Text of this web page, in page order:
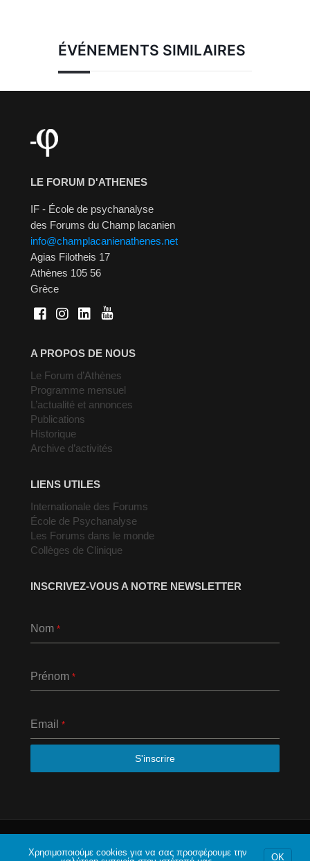
ÉVÉNEMENTS SIMILAIRES
LE FORUM D'ATHENES
IF - École de psychanalyse
des Forums du Champ lacanien
info@champlacanienathenes.net
Agias Filotheis 17
Athènes 105 56
Grèce
A PROPOS DE NOUS
Le Forum d’Athènes
Programme mensuel
L’actualité et annonces
Publications
Historique
Archive d’activités
LIENS UTILES
Internationale des Forums
École de Psychanalyse
Les Forums dans le monde
Collèges de Clinique
INSCRIVEZ-VOUS A NOTRE NEWSLETTER
Nom *
Prénom *
Email *
S'inscrire
νομίμου δικαιώματος.
Χρησιμοποιούμε cookies για να σας προσφέρουμε την
OK